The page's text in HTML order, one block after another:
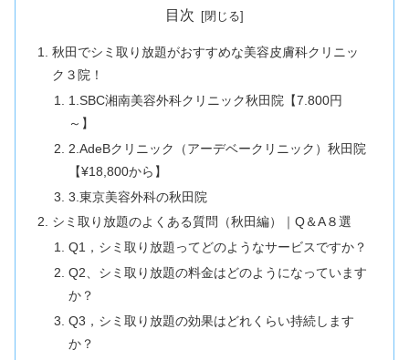
目次
秋田でシミ取り放題がおすすめな美容皮膚科クリニッ
ク３院！
1.SBC湘南美容外科クリニック秋田院【7.800円
～】
2.AdeBクリニック（アーデベークリニック）秋田院
【¥18,800から】
3.東京美容外科の秋田院
シミ取り放題のよくある質問（秋田編）｜Q＆A８選
Q1，シミ取り放題ってどのようなサービスですか？
Q2、シミ取り放題の料金はどのようになっています
か？
Q3，シミ取り放題の効果はどれくらい持続します
か？